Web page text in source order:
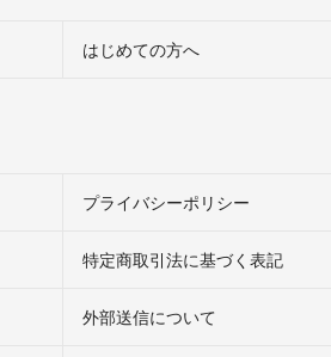
はじめての方へ
プライバシーポリシー
特定商取引法に基づく表記
外部送信について